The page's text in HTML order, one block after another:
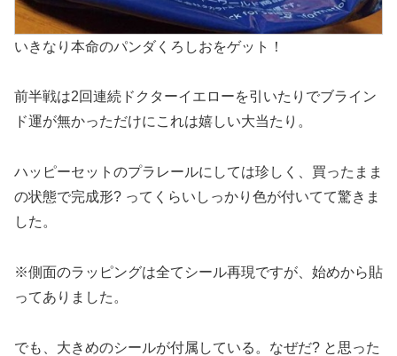
いきなり本命のパンダくろしおをゲット！
前半戦は2回連続ドクターイエローを引いたりでブライン
ド運が無かっただけにこれは嬉しい大当たり。
ハッピーセットのプラレールにしては珍しく、買ったまま
の状態で完成形? ってくらいしっかり色が付いてて驚きま
した。
※側面のラッピングは全てシール再現ですが、始めから貼
ってありました。
でも、大きめのシールが付属している。なぜだ? と思った